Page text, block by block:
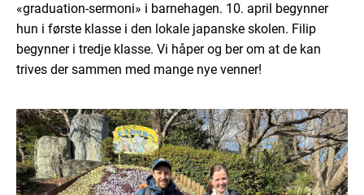
«graduation-sermoni» i barnehagen. 10. april begynner
hun i første klasse i den lokale japanske skolen. Filip
begynner i tredje klasse. Vi håper og ber om at de kan
trives dersammen med mange nye venner!